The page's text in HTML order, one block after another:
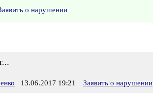
о нарушении
13.06.2017 19:21 Заявить о нарушении